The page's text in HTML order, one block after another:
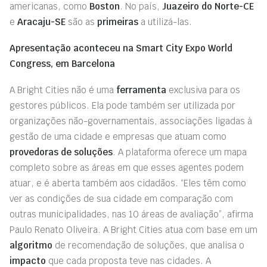
americanas, como Boston. No país, Juazeiro do Norte-CE
e Aracaju-SE são as primeiras a utilizá-las.
Apresentação aconteceu na Smart City Expo World
Congress, em Barcelona
A Bright Cities não é uma ferramenta exclusiva para os
gestores públicos. Ela pode também ser utilizada por
organizações não-governamentais, associações ligadas à
gestão de uma cidade e empresas que atuam como
provedoras de soluções. A plataforma oferece um mapa
completo sobre as áreas em que esses agentes podem
atuar, e é aberta também aos cidadãos. “Eles têm como
ver as condições de sua cidade em comparação com
outras municipalidades, nas 10 áreas de avaliação”, afirma
Paulo Renato Oliveira. A Bright Cities atua com base em um
algoritmo de recomendação de soluções, que analisa o
impacto que cada proposta teve nas cidades. A